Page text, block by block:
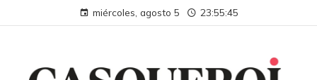
miércoles, agosto 5 23:55:46